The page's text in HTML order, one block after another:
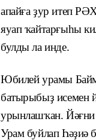
апайға ҙур итеп
яуап ҡайтарғыһы
булды ла инде.
Юбилей урамы
батырыбыҙ исемен
урынлашҡан. Йәғни
Урам буйлап Һәҙиә